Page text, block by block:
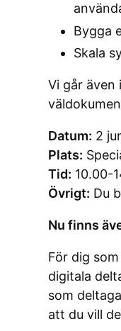
Bygga
Skala
Vi går även
Datum: 2
Plats:
Tid: 10.00-
Övrigt: Du
Nu finns
För dig
digitala
som
att du vill